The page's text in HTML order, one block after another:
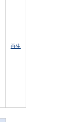
再生